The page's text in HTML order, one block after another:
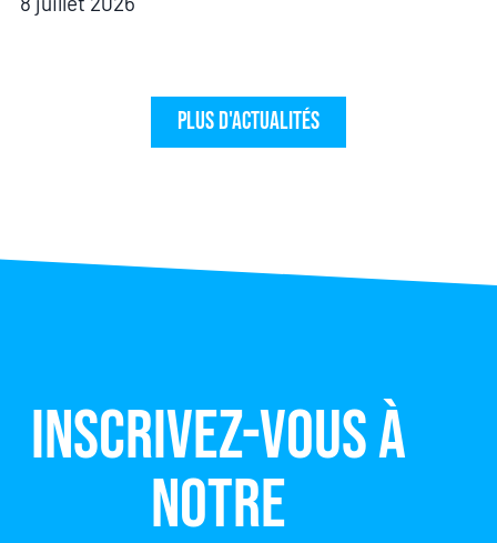
Plus d'actualités
Inscrivez-vous à
notre